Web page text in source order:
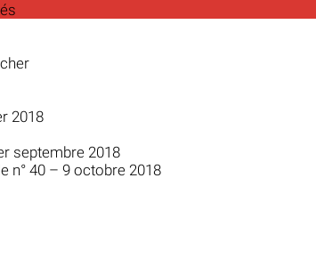
2018
septembre 2018
n° 40 – 9 octobre 2018